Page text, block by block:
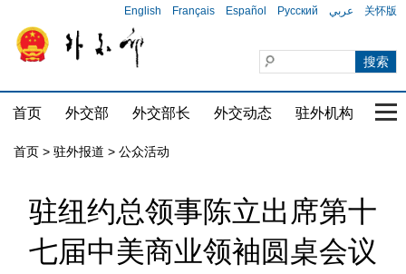
English Français Español Русский عربي 关怀版
首页 外交部 外交部长 外交动态 驻外机构 国
首页 > 驻外报道 > 公众活动
驻纽约总领事陈立出席第十
七届中美商业领袖圆桌会议